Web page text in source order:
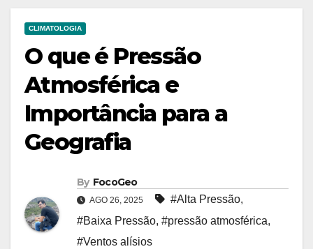
CLIMATOLOGIA
O que é Pressão
Atmosférica e
Importância para a
Geografia
By FocoGeo
AGO 26, 2025 #Alta Pressão,
#Baixa Pressão, #pressão atmosférica,
#Ventos alísios